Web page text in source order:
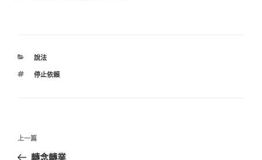
分
說法
標
停止依賴
文
上
一
上一篇
轉念轉業